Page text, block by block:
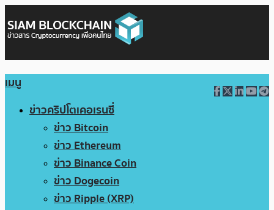
เมนู
ข่าวคริปโตเคอเรนซี่
ข่าว Bitcoin
ข่าว Ethereum
ข่าว Binance Coin
ข่าว Dogecoin
ข่าว Ripple (XRP)